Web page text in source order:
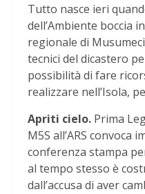
Tutto nasce ieri
dell’Ambiente boccia
regionale di
tecnici del dicastero
possibilità di fare
realizzare nell’Isola,
Apriti cielo. Prima
M5S all’ARS convoca
conferenza stampa
al tempo stesso è
dall’accusa di aver